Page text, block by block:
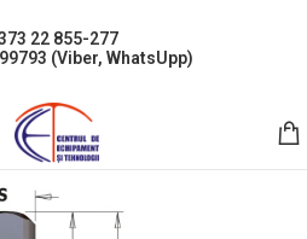
22 855-277
(Viber, WhatsUpp)